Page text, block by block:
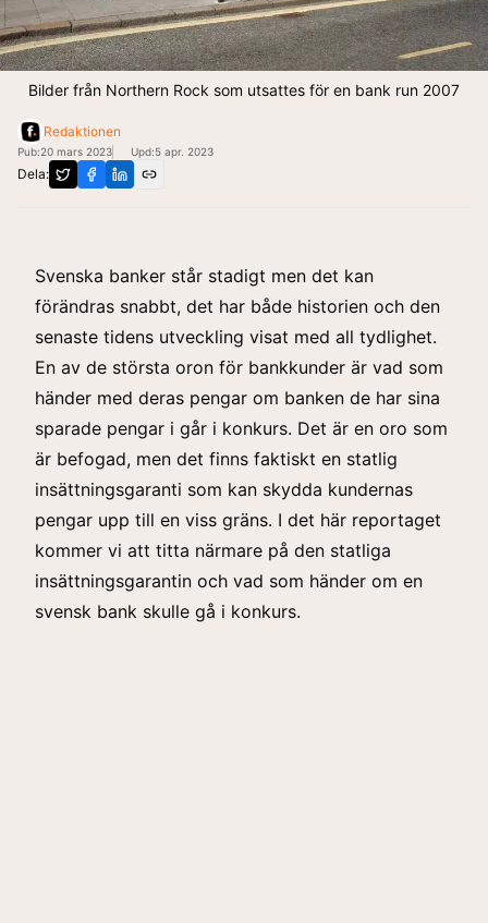
Bilder från Northern Rock som utsattes för en bank run 2007
Redaktionen
Pub:20 mars 2023 Upd:5 apr. 2023
Dela:
Svenska banker står stadigt men det kan
förändras snabbt, det har både historien och den
senaste tidens utveckling visat med all tydlighet.
En av de största oron för bankkunder är vad som
händer med deras pengar om banken de har sina
sparade pengar i går i konkurs. Det är en oro som
är befogad, men det finns faktiskt en statlig
insättningsgaranti som kan skydda kundernas
pengar upp till en viss gräns. I det här reportaget
kommer vi att titta närmare på den statliga
insättningsgarantin och vad som händer om en
svensk bank skulle gå i konkurs.